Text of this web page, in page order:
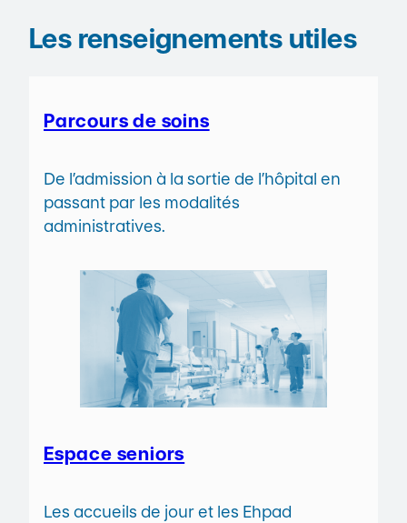
Les renseignements utiles
Parcours de soins
De l’admission à la sortie de l’hôpital en
passant par les modalités
administratives.
Espace seniors
Les accueils de jour et les Ehpad